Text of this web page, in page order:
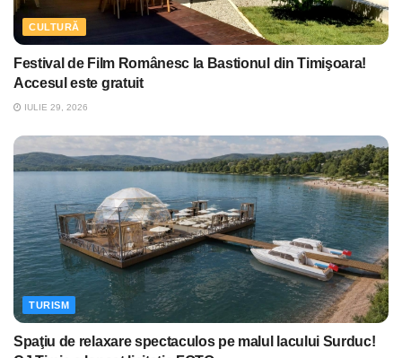
CULTURĂ
Festival de Film Românesc la Bastionul din Timişoara!
Accesul este gratuit
IULIE 29, 2026
TURISM
Spaţiu de relaxare spectaculos pe malul lacului Surduc!